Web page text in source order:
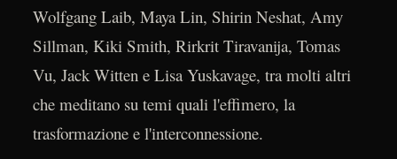
Wolfgang Laib, Maya Lin, Shirin Neshat, Amy
Sillman, Kiki Smith, Rirkrit Tiravanija, Tomas
Vu, Jack Witten e Lisa Yuskavage, tra molti altri
che meditano su temi quali l'effimero, la
trasformazione e l'interconnessione.